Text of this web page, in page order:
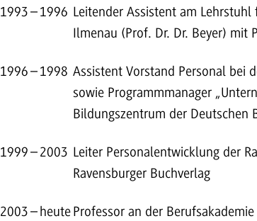
1993–1996 Leitender Assistent am
Ilmenau (Prof. Dr. Dr. Beyer) mit
1996–1998 Assistent Vorstand Personal bei
sowie Programmmanager
Bildungszentrum der Deutschen
1999–2003 Leiter Personalentwicklung der
Ravensburger Buchverlag
2003– heuteProfessor an der